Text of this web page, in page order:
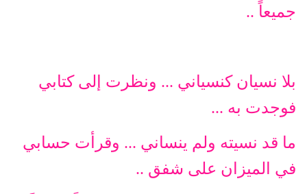
جميعاً ..
بلا نسيان كنسياني ... ونظرت إلى كتابي
فوجدت به ...
ما قد نسيته ولم ينساني ... وقرأت حسابي
في الميزان على شفق ..